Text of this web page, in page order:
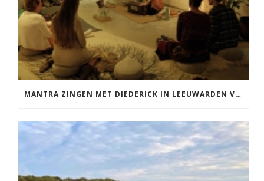
MANTRA ZINGEN MET DIEDERICK IN LEEUWARDEN VRIJDAG 12 JUNI KIRTAN